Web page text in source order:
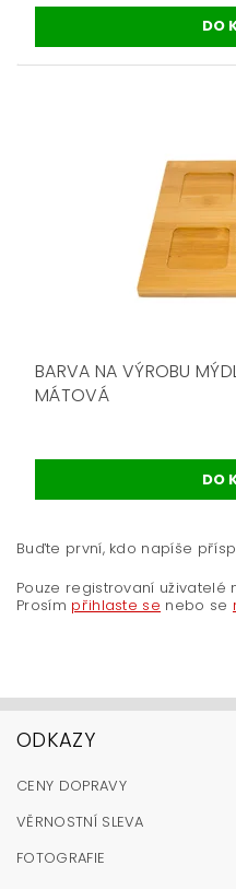
BARVA NA VÝROBU
MÁTOVÁ
Buďte první, kdo napíše
Pouze registrovaní uživatelé
Prosím přihlaste se nebo se
ODKAZY
CENY DOPRAVY
VĚRNOSTNÍ SLEVA
FOTOGRAFIE